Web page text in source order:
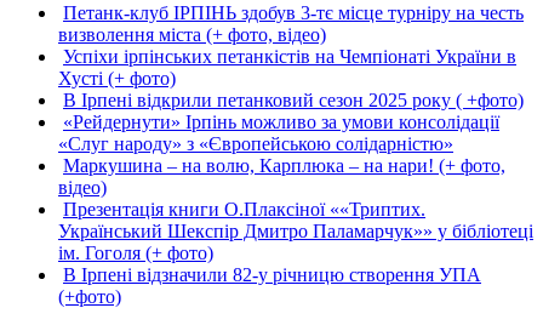
Петанк-клуб ІРПІНЬ здобув 3-тє місце турніру на честь
визволення міста (+ фото, відео)
Успіхи ірпінських петанкістів на Чемпіонаті України в
Хусті (+ фото)
В Ірпені відкрили петанковий сезон 2025 року ( +фото)
«Рейдернути» Ірпінь можливо за умови консолідації
«Слуг народу» з «Європейською солідарністю»
Маркушина – на волю, Карплюка – на нари! (+ фото,
відео)
Презентація книги О.Плаксіної ««Триптих.
Український Шекспір Дмитро Паламарчук»» у бібліотеці
ім. Гоголя (+ фото)
В Ірпені відзначили 82-у річницю створення УПА
(+фото)